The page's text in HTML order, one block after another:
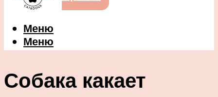
Меню
Меню
Собака какает